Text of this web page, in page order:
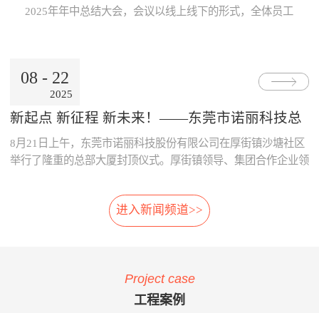
片；· 系统采用了主要部件做
法，根据故障模式进行恢复控
数据的及时、准确传递与分
本的明细，分析重要设备整个
采购决策、控制维修成本提供
了依据，减少企业不必要的浪
费。· 优化资源的配置：系统
提供的资源冲突检测预警功
化，合理的优化了人、财、物
资源。 项目案例与客户反
艺文件的执行力度，通过全貌
化、公开化、信息化系统自动
评价、月报分析，加强了员工
Internet公用网络，也可使用地
4、用户终端· 移动用户终端
· 固定用户终端 系统功能： 当
电动列车在线运行时，系统应
能对受电弓与电网之间由于离
线、硬点产生拉弧的现象、受
电弓中心线偏移量、受电弓弓
的运行参数进行检测。并具有
对检测出的超标数据进行自动
主要功能如下：当电动列车在
线运行时，系统对弓网运行情
况实时监测，对受电弓拉弧、
线激光专利技术，模块化设
运营期，进行加装，安装于正
搭建专用检测棚等配套设
施。 3、免维护:核心元件
选用进口件，整体设计安装简
便，远程监控，软件具备自动
需人工分析，系统自动出具智
能分析结果，提供检修月报，
析、轨道异常分析等。 5、
自动方案:根据月报分析结
果，系统自动出具维修方案建
2025年年中总结大会，会议以线上线下的形式，全体员工
东率先作《诺丽科技2025年上半年工作总结及下半年工作
计划》报告，从多维度系统梳理上半年成果...
08 - 22
2025
新起点 新征程 新未来！——东莞市诺丽科技总
部大厦喜封金顶，开启发展新篇章
8月21日上午，东莞市诺丽科技股份有限公司在厚街镇沙塘社区
举行了隆重的总部大厦封顶仪式。厚街镇领导、集团合作企业领
起，气氛热烈喜庆，董事长朱晓东为舞狮点睛，为整个活动增添
了浓郁的传统韵味和欢快氛围。 随后，公司领导与嘉宾们一
进入新闻频道>>
Project case
工程案例